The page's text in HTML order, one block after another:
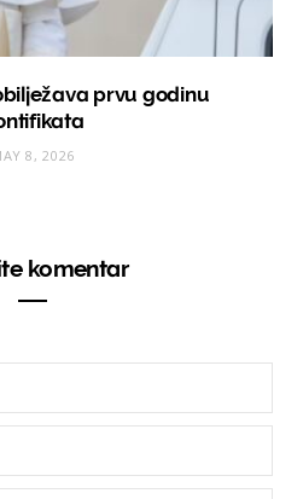
prvu godinu
8, 2026
komentar